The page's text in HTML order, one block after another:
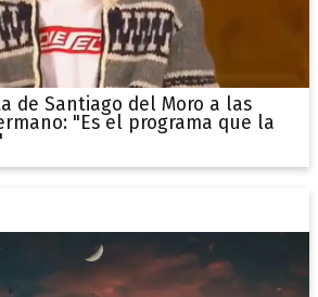
de Santiago del Moro a las
"Es el programa que la